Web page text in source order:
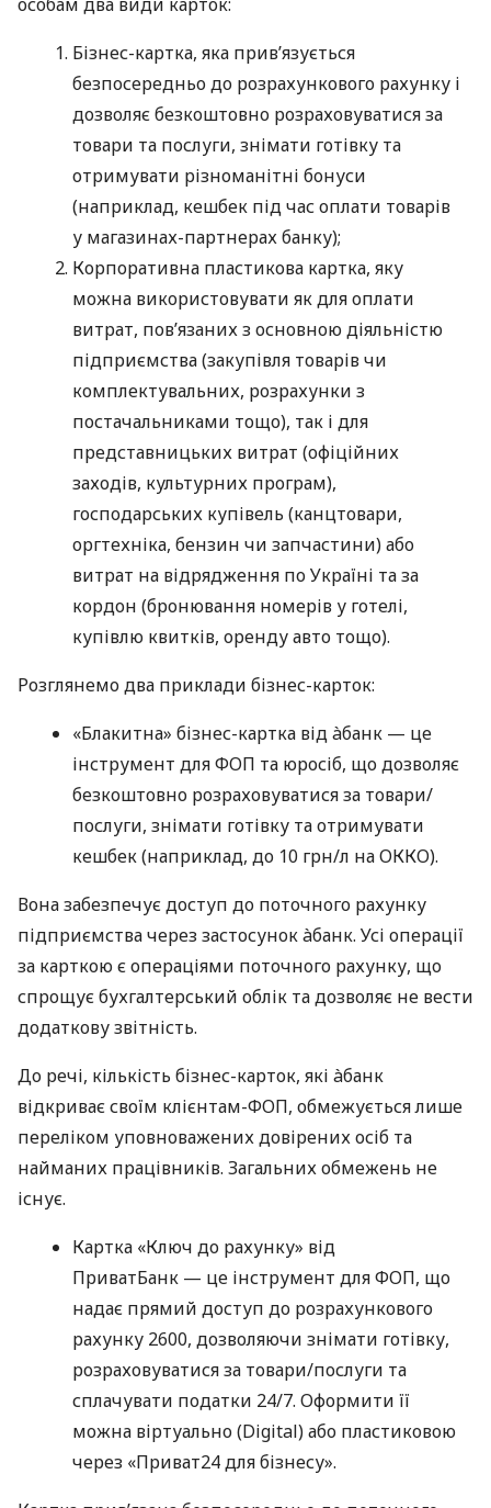
Бізнес-картка, яка прив’язується
безпосередньо до розрахункового рахунку і
дозволяє безкоштовно розраховуватися за
товари та послуги, знімати готівку та
отримувати різноманітні бонуси
(наприклад, кешбек під час оплати товарів
у магазинах-партнерах банку);
Корпоративна пластикова картка, яку
можна використовувати як для оплати
витрат, пов’язаних з основною діяльністю
підприємства (закупівля товарів чи
комплектувальних, розрахунки з
постачальниками тощо), так і для
представницьких витрат (офіційних
заходів, культурних програм),
господарських купівель (канцтовари,
оргтехніка, бензин чи запчастини) або
витрат на відрядження по Україні та за
кордон (бронювання номерів у готелі,
купівлю квитків, оренду авто тощо).
Розглянемо два приклади бізнес-карток:
«Блакитна» бізнес-картка від àбанк — це
інструмент для ФОП та юросіб, що дозволяє
безкоштовно розраховуватися за товари/
послуги, знімати готівку та отримувати
кешбек (наприклад, до 10 грн/л на ОККО).
Вона забезпечує доступ до поточного рахунку
підприємства через застосунок àбанк. Усі операції
за карткою є операціями поточного рахунку, що
спрощує бухгалтерський облік та дозволяє не вести
додаткову звітність.
До речі, кількість бізнес-карток, які àбанк
відкриває своїм клієнтам-ФОП, обмежується лише
переліком уповноважених довірених осіб та
найманих працівників. Загальних обмежень не
існує.
Картка «Ключ до рахунку» від
ПриватБанк — це інструмент для ФОП, що
надає прямий доступ до розрахункового
рахунку 2600, дозволяючи знімати готівку,
розраховуватися за товари/послуги та
сплачувати податки 24/7. Оформити її
можна віртуально (Digital) або пластиковою
через «Приват24 для бізнесу».